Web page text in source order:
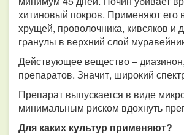
хитиновый покров. Применяют его
хрущей, проволочника, кивсяков и
гранулы в верхний слой
Действующее вещество –
препаратов. Значит, широкий
Препарат выпускается в виде
минимальным риском вдохнуть
Для каких культур применяют?